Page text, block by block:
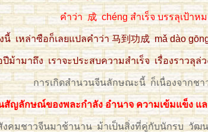
คำว่า 成 chéng สำเร็จ บรรลุเป้าห
เหล่าซือก็เลยแปลคำว่า 马到功成 mǎ dào
ปีม้ามาถึง เราจะประสบความสำเร็จ เรื่องราวลุล่
การเกิดสำนวนจีนลักษณะนี้ ก็เนื่องจากชา
สัญลักษณ์ของพละกำลัง อำนาจ ความเข้มแข็ง แ
งคมชาวจีนมาช้านาน ม้าเป็นสิ่งที่คู่กับนักรบ วัฒ